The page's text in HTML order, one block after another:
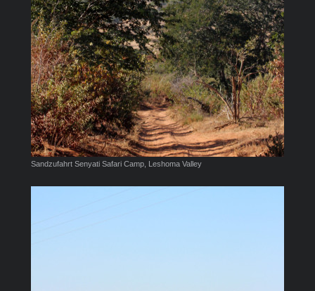
Sandzufahrt Senyati Safari Camp, Leshoma Valley